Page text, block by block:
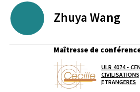
Zhuya Wang
Maîtresse de
Laboratoire / équipe
ULR 4074 -
ETRANGERES